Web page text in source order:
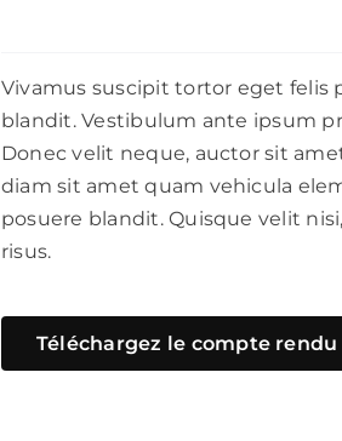
Vivamus suscipit tortor eget
blandit. Vestibulum ante ipsum
Donec velit neque, auctor sit
diam sit amet quam vehicula
posuere blandit. Quisque velit
risus.
Téléchargez le compte